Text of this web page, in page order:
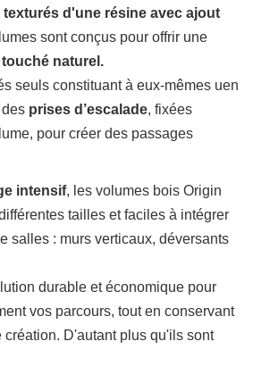
texturés d'une résine avec ajout
sont conçus pour offrir une
touché naturel.
seuls constituant à eux-mêmes uen
prises d’escalade, fixées
pour créer des passages
intensif, les volumes bois Origin
tailles et faciles à intégrer
salles : murs verticaux, déversants
durable et économique pour
vos parcours, tout en conservant
création. D'autant plus qu'ils sont